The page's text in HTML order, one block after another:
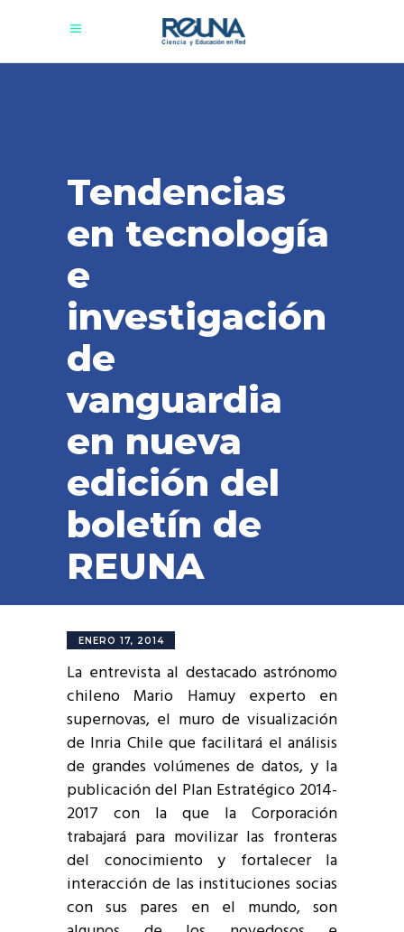
Tendencias
en tecnología
e
investigación
de
vanguardia
en nueva
edición del
boletín de
REUNA
ENERO 17, 2014
La entrevista al destacado astrónomo
chileno Mario Hamuy experto en
supernovas, el muro de visualización
de Inria Chile que facilitará el análisis
de grandes volúmenes de datos, y la
publicación del Plan Estratégico 2014-
2017 con la que la Corporación
trabajará para movilizar las fronteras
del conocimiento y fortalecer la
interacción de las instituciones socias
con sus pares en el mundo, son